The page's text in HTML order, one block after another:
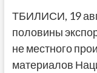
ТБИЛИСИ, 19
половины
не местного
материалов